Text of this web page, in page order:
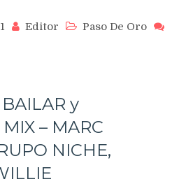
Editor
Paso De Oro
y
– MARC
NICHE,